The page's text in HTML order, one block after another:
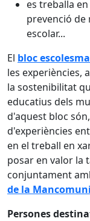
es treballa
prevenció
escolar...
El bloc
les experiències,
la sostenibilitat
educatius dels
d'aquest bloc
d'experiències
en el treball en
posar en valor la
conjuntament
de la
Persones